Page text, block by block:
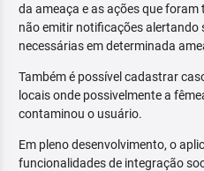
da ameaça e as ações que
não emitir notificações alertando
necessárias em determinada
Também é possível cadastrar
locais onde possivelmente a
contaminou o usuário.
Em pleno desenvolvimento, o
funcionalidades de integração